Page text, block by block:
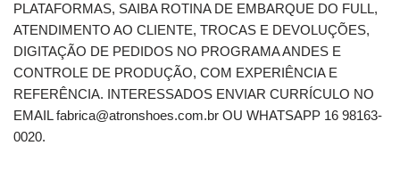
PLATAFORMAS, SAIBA ROTINA DE EMBARQUE DO FULL,
ATENDIMENTO AO CLIENTE, TROCAS E DEVOLUÇÕES,
DIGITAÇÃO DE PEDIDOS NO PROGRAMA ANDES E
CONTROLE DE PRODUÇÃO, COM EXPERIÊNCIA E
REFERÊNCIA. INTERESSADOS ENVIAR CURRÍCULO NO
EMAIL fabrica@atronshoes.com.br OU WHATSAPP 16 98163-
0020.